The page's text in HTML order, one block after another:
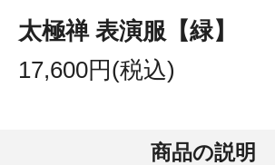
太極禅 表演服【緑】
17,600円(税込)
商品の説明